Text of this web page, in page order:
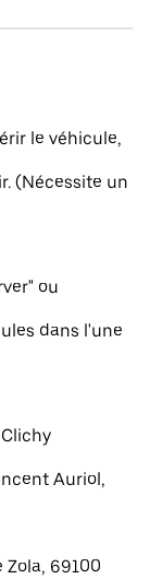
le véhicule,
(Nécessite un
ou
dans l'une
Auriol,
69100